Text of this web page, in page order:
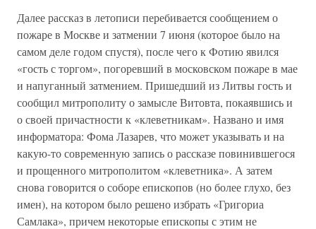
Далее рассказ в летописи перебивается сообщением о
пожаре в Москве и затмении 7 июня (которое было на
самом деле годом спустя), после чего к Фотию явился
«гость с торгом», погоревший в московском пожаре в мае
и напуганный затмением. Пришедший из Литвы гость и
сообщил митрополиту о замысле Витовта, покаявшись и
о своей причастности к «клеветникам». Названо и имя
информатора: Фома Лазарев, что может указывать и на
какую-то современную запись о рассказе повинившегося
и прощенного митрополитом «клеветника». А затем
снова говорится о соборе епископов (но более глухо, без
имен), на котором было решено избрать «Григориа
Самлака», причем некоторые епископы с этим не